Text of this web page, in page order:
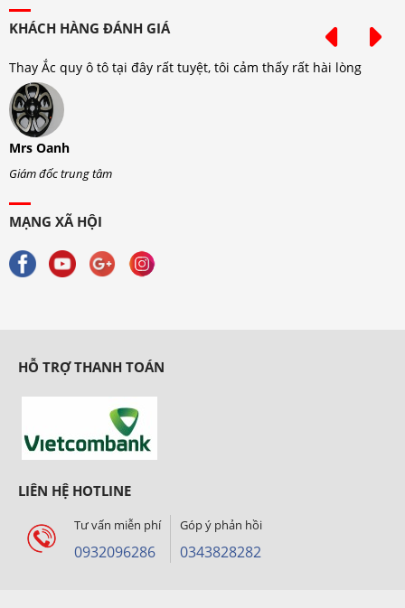
KHÁCH HÀNG ĐÁNH GIÁ
Thay Ắc quy ô tô tại đây rất tuyệt, tôi cảm thấy rất hài lòng
Mrs Oanh
Giám đốc trung tâm
MẠNG XÃ HỘI
HỖ TRỢ THANH TOÁN
LIÊN HỆ HOTLINE
Tư vấn miễn phí
0932096286
Góp ý phản hồi
0343828282